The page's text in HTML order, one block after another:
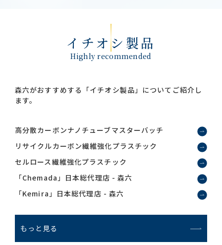
イチオシ製品
Highly recommended
森六がおすすめする「イチオシ製品」についてご紹介し
ます。
高分散カーボンナノチューブマスターバッチ
リサイクルカーボン繊維強化プラスチック
セルロース繊維強化プラスチック
「Chemada」日本総代理店 - 森六
「Kemira」日本総代理店 - 森六
もっと見る